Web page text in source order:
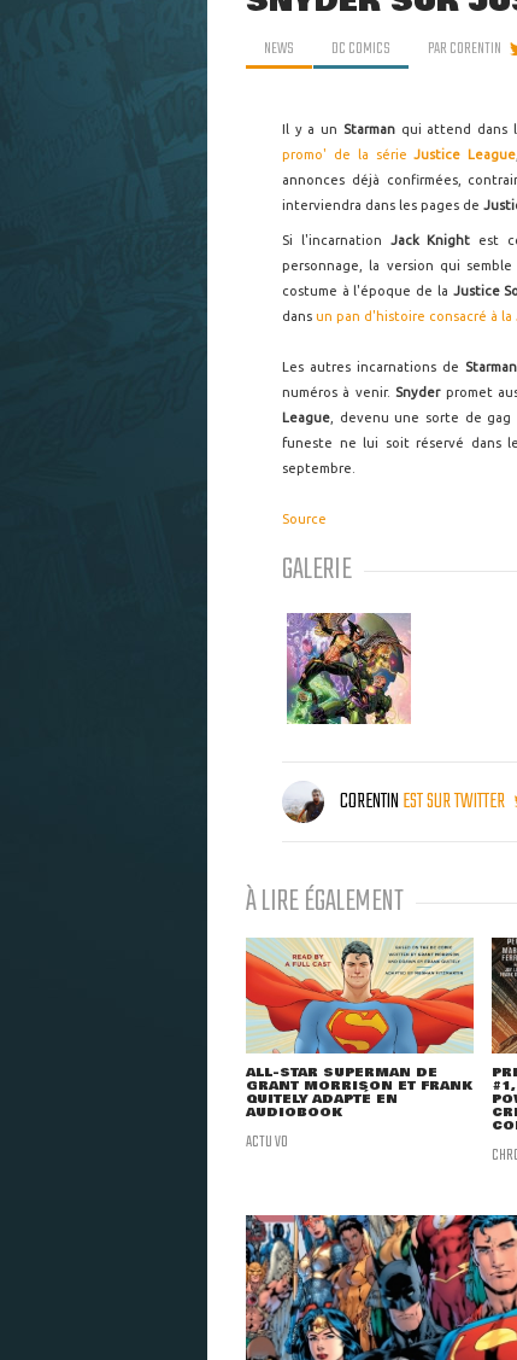
NEWS DC COMICS PARCORENTIN
Il y a un Starmanqui attend dans
promo' de la sérieJustice League
annonces déjà confirmées,
interviendra dans les pages de
Si l'incarnation Jack Knight est
personnage, la version qui
costume à l'époque de la Justice
dans un pan d'histoire consacré à la
Les autres incarnations de Starman
numéros à venir. Snyderpromet
League , devenu une sorte de
funeste ne lui soit réservé dans
septembre.
Source
GALERIE
CORENTINEST SUR TWITTER
À LIRE ÉGALEMENT
ALL-STAR SUPERMAN DE
GRANT MORRISON ET FRANK
QUITELY ADAPTÉ EN
AUDIOBOOK
ACTU VO